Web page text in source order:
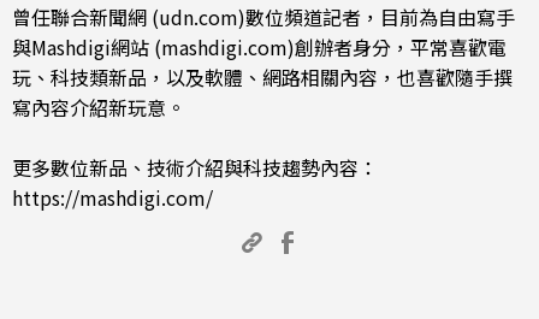
曾任聯合新聞網 (udn.com)數位頻道記者，目前為自由寫手
與Mashdigi網站 (mashdigi.com)創辦者身分，平常喜歡電
玩、科技類新品，以及軟體、網路相關內容，也喜歡隨手撰
寫內容介紹新玩意。
更多數位新品、技術介紹與科技趨勢內容：
https://mashdigi.com/